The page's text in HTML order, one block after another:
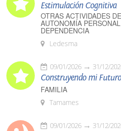
Estimulación Cognitiva
OTRAS ACTIVIDADES
AUTONOMÍA
DEPENDENCIA
Ledesma
09/01/2026 31/12/
Construyendo mi Futuro
FAMILIA
Tamames
09/01/2026 31/12/